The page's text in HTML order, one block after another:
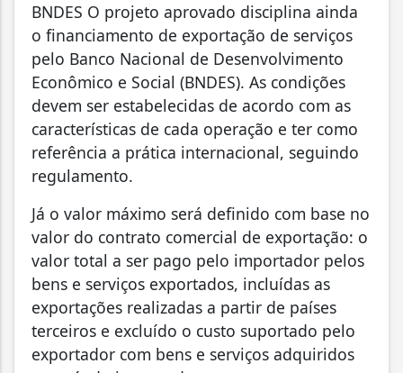
BNDES O projeto aprovado disciplina ainda
o financiamento de exportação de serviços
pelo Banco Nacional de Desenvolvimento
Econômico e Social (BNDES). As condições
devem ser estabelecidas de acordo com as
características de cada operação e ter como
referência a prática internacional, seguindo
regulamento.
Já o valor máximo será definido com base no
valor do contrato comercial de exportação: o
valor total a ser pago pelo importador pelos
bens e serviços exportados, incluídas as
exportações realizadas a partir de países
terceiros e excluído o custo suportado pelo
exportador com bens e serviços adquiridos